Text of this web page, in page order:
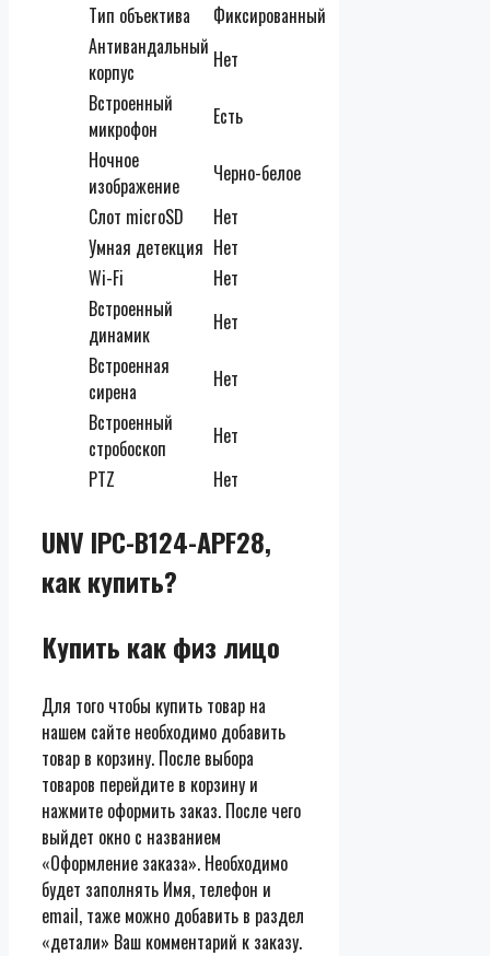
Тип объектива
Фиксированный
Антивандальный
корпус
Нет
Встроенный
микрофон
Есть
Ночное
изображение
Черно-белое
Слот microSD
Нет
Умная детекция Нет
Wi-Fi
Нет
Встроенный
динамик
Нет
Встроенная
сирена
Нет
Встроенный
стробоскоп
Нет
PTZ
Нет
UNV IPC-B124-APF28,
как купить?
Купить как физ лицо
Для того чтобы купить товар на
нашем сайте необходимо добавить
товар в корзину. После выбора
товаров перейдите в корзину и
нажмите оформить заказ. После чего
выйдет окно с названием
«Оформление заказа». Необходимо
будет заполнять Имя, телефон и
email, таже можно добавить в раздел
«детали» Ваш комментарий к заказу.